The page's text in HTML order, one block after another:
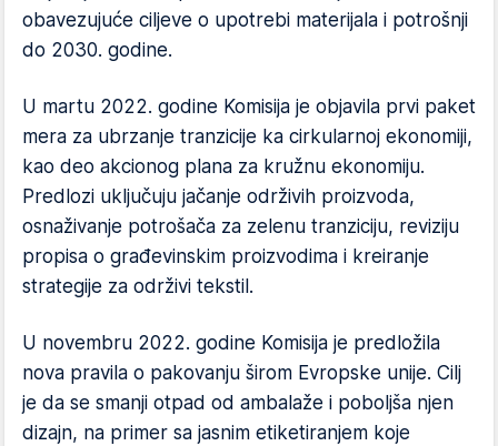
obavezujuće ciljeve o upotrebi materijala i potrošnji
do 2030. godine.
U martu 2022. godine Komisija je objavila prvi paket
mera za ubrzanje tranzicije ka cirkularnoj ekonomiji,
kao deo akcionog plana za kružnu ekonomiju.
Predlozi uključuju jačanje održivih proizvoda,
osnaživanje potrošača za zelenu tranziciju, reviziju
propisa o građevinskim proizvodima i kreiranje
strategije za održivi tekstil.
U novembru 2022. godine Komisija je predložila
nova pravila o pakovanju širom Evropske unije. Cilj
je da se smanji otpad od ambalaže i poboljša njen
dizajn, na primer sa jasnim etiketiranjem koje